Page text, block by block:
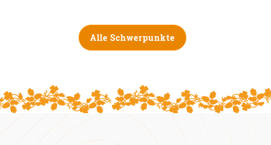
Alle Schwerpunkte